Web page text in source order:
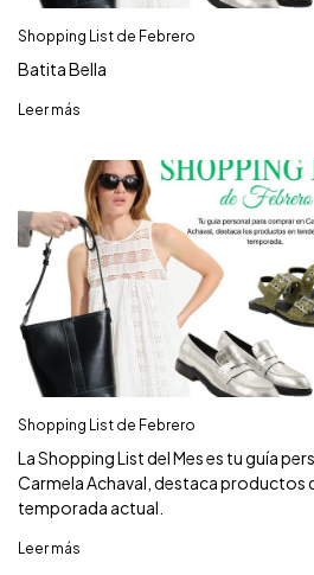
Shopping List de Febrero
Batita Bella
Leer más
Shopping List de Febrero
La Shopping List del Mes es tu guía
Carmela Achaval, destaca productos
temporada actual.
Leer más